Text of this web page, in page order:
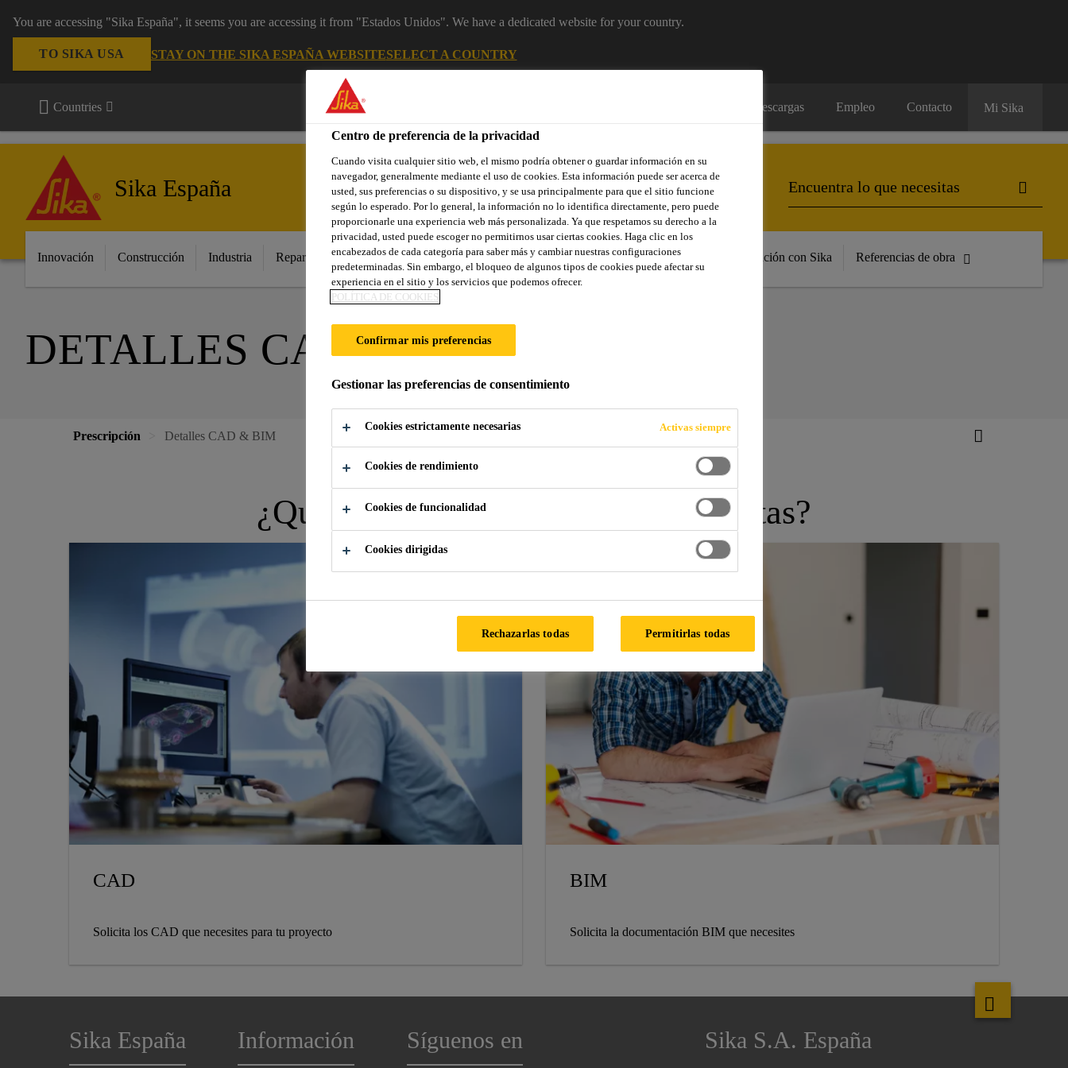
You are accessing "Sika España", it seems you are accessing it from "Estados Unidos". We have a dedicated website for your country.
TO SIKA USA STAY ON THE SIKA ESPAÑA WEBSITESELECT A COUNTRY
Countries Descargas Empleo Contacto Mi Sika
Sika España
Innovación Construcción Industria Repara tu casa Localiza tu tienda Noticias Prescripción Sostenibilidad Formación con Sika Referencias de obra
DETALLES CAD & BIM
Prescripción Detalles CAD & BIM
¿Qué tipo de documentación necesitas?
CAD
Solicita los CAD que necesites para tu proyecto
BIM
Solicita la documentación BIM que necesites
Sika España Información Síguenos en Sika S.A. España
Centro de preferencia de la privacidad
Cuando visita cualquier sitio web, el mismo podría obtener o guardar información en su
navegador, generalmente mediante el uso de cookies. Esta información puede ser acerca de
usted, sus preferencias o su dispositivo, y se usa principalmente para que el sitio funcione
según lo esperado. Por lo general, la información no lo identifica directamente, pero puede
proporcionarle una experiencia web más personalizada. Ya que respetamos su derecho a la
privacidad, usted puede escoger no permitirnos usar ciertas cookies. Haga clic en los
encabezados de cada categoría para saber más y cambiar nuestras configuraciones
predeterminadas. Sin embargo, el bloqueo de algunos tipos de cookies puede afectar su
experiencia en el sitio y los servicios que podemos ofrecer.
POLÍTICA DE COOKIES
Confirmar mis preferencias
Gestionar las preferencias de consentimiento
Cookies estrictamente necesarias Activas siempre
Cookies de rendimiento
Cookies de funcionalidad
Cookies dirigidas
Rechazarlas todas Permitirlas todas